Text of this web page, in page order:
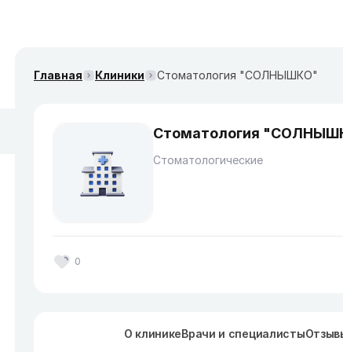
Главная Клиники Стоматология "СОЛНЫШКО"
Стоматология
Стоматологические
0
О клиникеВрачи и специалисты